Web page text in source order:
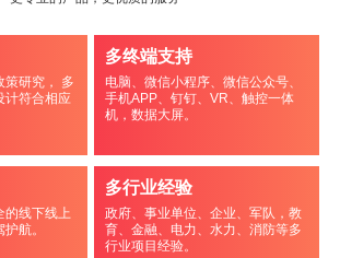
策研究， 多
计符合相应
多终端支持
电脑、微信小程序、微信公众号、
手机APP、钉钉、VR、触控一体
机，数据大屏。
的线下线上
航。
多行业经验
政府、事业单位、企业、军队，教
育、金融、电力、水力、消防等多
行业项目经验。